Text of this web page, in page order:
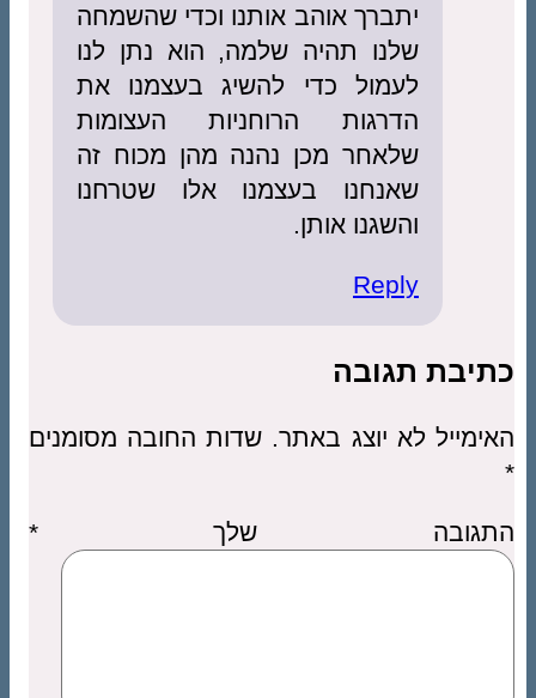
יתברך אוהב אותנו וכדי שהשמחה
שלנו תהיה שלמה, הוא נתן לנו
לעמול כדי להשיג בעצמנו את
הדרגות הרוחניות העצומות
שלאחר מכן נהנה מהן מכוח זה
שאנחנו בעצמנו אלו שטרחנו
והשגנו אותן.
Reply
כתיבת תגובה
האימייל לא יוצג באתר. שדות החובה מסומנים
*
התגובה שלך*